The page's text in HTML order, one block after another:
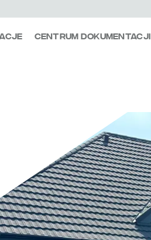
Centrum Dokumentacji